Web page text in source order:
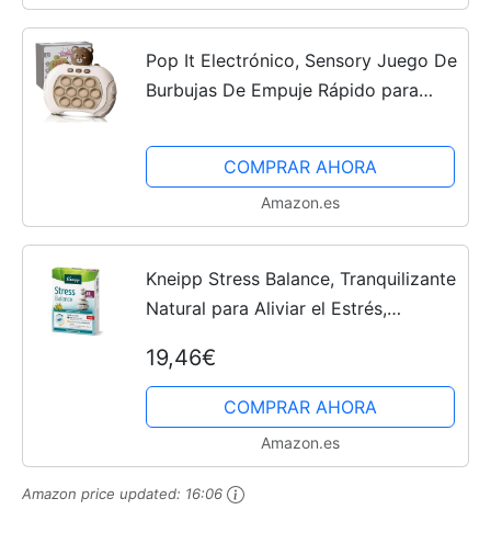
Pop It Electrónico, Sensory Juego De
Burbujas De Empuje Rápido para
Fidget Toys Kids Rompecabezas
Regalos Cumpleaños...
COMPRAR AHORA
Amazon.es
Kneipp Stress Balance, Tranquilizante
Natural para Aliviar el Estrés,
Reduce el Cansancio, la Fatiga y
Aumenta el...
19,46€
COMPRAR AHORA
Amazon.es
Amazon price updated: 16:06